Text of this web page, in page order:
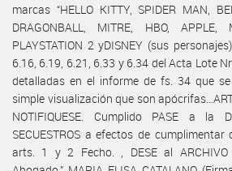
marcas “HELLO KITTY, SPIDER MAN,
DRAGONBALL, MITRE, HBO, APPLE,
PLAYSTATION 2 yDISNEY (sus
6.16, 6.19, 6.21, 6.33 y 6.34 del Acta Lote
detalladas en el informe de fs. 34 que
simple visualización que son
NOTIFIQUESE. Cumplido PASE a la
SECUESTROS a efectos de
arts. 1 y 2 Fecho. , DESE al